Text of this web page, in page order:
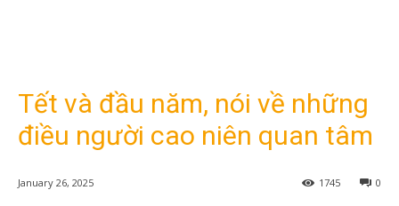
Tết và đầu năm, nói về những
điều người cao niên quan tâm
January 26, 2025 0
1745